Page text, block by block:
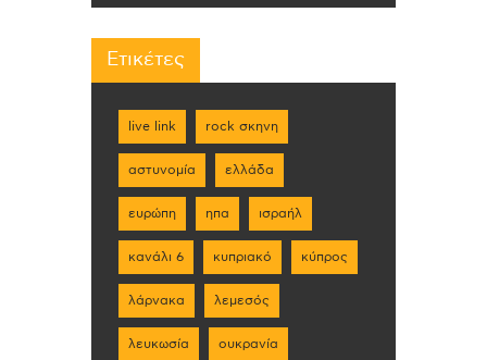
Ετικέτες
live link rock σκηνη
αστυνομία ελλάδα
ευρώπη ηπα ισραήλ
κανάλι 6 κυπριακό κύπρος
λάρνακα λεμεσός
λευκωσία ουκρανία